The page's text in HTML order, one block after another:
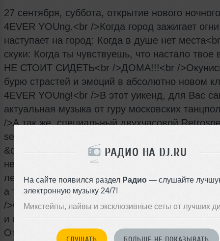
РАДИО НА DJ.RU
На сайте появился раздел Радио — слушайте
электронную музыку 24/7!
Микстейпы, лайвы и эксклюзивные сеты от лучших
27 сентября, суббота, открытие нового
4EVER YOUng.<br />Когда город зажигает
наступает на город: Когда в душе нет
скуки: Когда ты чувствуешь, что настало твое
НЕ СТОИТ СИДЕТЬ<br />ДОМА!!!<br /
бурю страстей и эмоций в абсолютно новом
4EVER YOUng!<br />В этот уикенд, для Вас
актуальная музыка от гуру московских
/>А так же, специальный двухчасовой
set. Для тех кто помнит<br />легендарный
&quot;Титаник&quot; и хочет окунуться в ту
неповторимую атмосферу.<br /><br /
легенду того времени, будет резидент клуба
а теперь и<br />4EVER YOUng, Dj D1.<br
/>Специальные гости и море сюрпризов.
и свет. Все это не оставит<br />вас
Открой новый сезон в новом клубе!<br /><br /